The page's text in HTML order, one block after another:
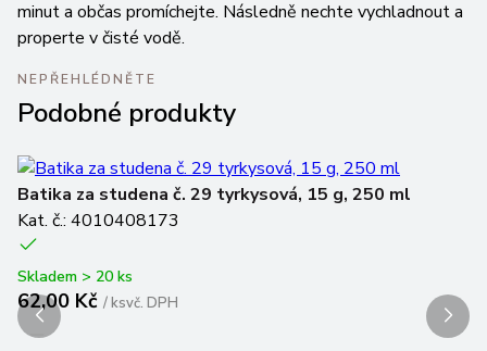
minut a občas promíchejte. Následně nechte vychladnout a
properte v čisté vodě.
NEPŘEHLÉDNĚTE
Podobné produkty
Batika za studena č. 29 tyrkysová, 15 g, 250 ml
Kat. č.: 4010408173
Skladem > 20 ks
62,00 Kč /ksvč. DPH